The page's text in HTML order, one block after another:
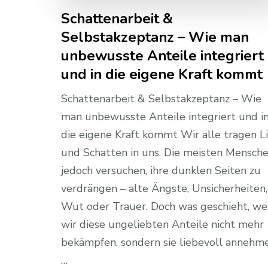
Schattenarbeit &
Selbstakzeptanz – Wie man
unbewusste Anteile integriert
und in die eigene Kraft kommt
Schattenarbeit & Selbstakzeptanz – Wie
man unbewusste Anteile integriert und
die eigene Kraft kommt Wir alle tragen
und Schatten in uns. Die meisten
jedoch versuchen, ihre dunklen Seiten zu
verdrängen – alte Ängste, Unsicherheiten,
Wut oder Trauer. Doch was geschieht,
wir diese ungeliebten Anteile nicht mehr
bekämpfen, sondern sie liebevoll
…